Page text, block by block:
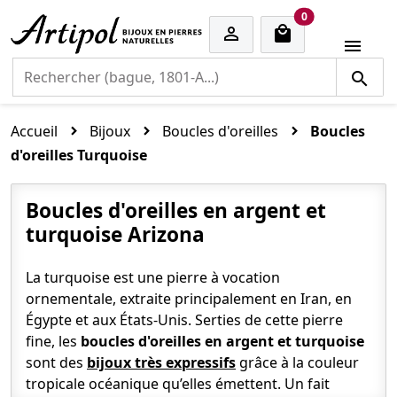

0cart items

Accueil Bijoux Boucles d'oreilles
Boucles
d'oreilles Turquoise
Boucles d'oreilles en argent et
turquoise Arizona
La turquoise est une pierre à vocation
ornementale, extraite principalement en Iran, en
Égypte et aux États-Unis. Serties de cette pierre
fine, les boucles d'oreilles en argent et turquoise
sont des bijoux très expressifsgrâce à la couleur
tropicale océanique qu’elles émettent. Un fait